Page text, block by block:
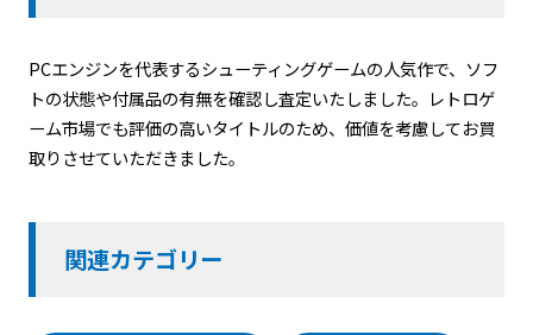
PCエンジンを代表するシューティングゲームの人気作で、ソフ
トの状態や付属品の有無を確認し査定いたしました。レトロゲ
ーム市場でも評価の高いタイトルのため、価値を考慮してお買
取りさせていただきました。
関連カテゴリー